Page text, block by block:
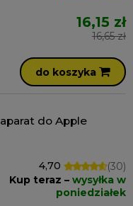
16,15 zł
16,65 zł
do koszyka
do Apple
4,70
(30)
Kup teraz – wysyłka w
poniedziałek